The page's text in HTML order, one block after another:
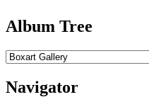
Album Tree
Navigator